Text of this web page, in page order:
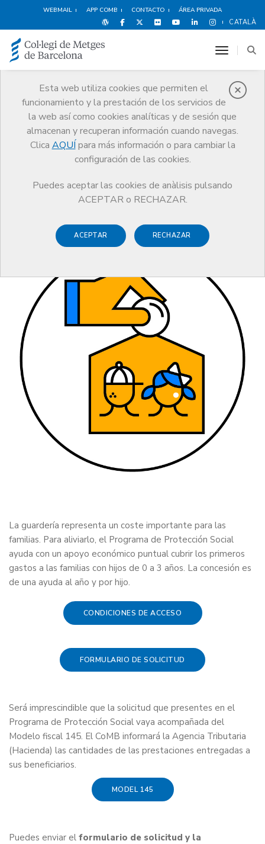
WEBMAIL APP COMB CONTACTO ÁREA PRIVADA
CATALÀ
Esta web utiliza cookies que permiten el
funcionamiento y la prestación de los servicios de
la web así como cookies analíticas y de sesión que
almacenan y recuperan información cuando navegas.
Clica AQUÍ para más información o para cambiar la
configuración de las cookies.
Puedes aceptar las cookies de anàlisis pulsando
ACEPTAR o RECHAZAR.
ACEPTAR RECHAZAR
toggle
Protección social
Servicios Salud y bienestar del médico
Protección social
Ayudas y prestaciones del programa
Ayuda para la guardería
La guardería representa un coste importante para las
familias. Para aliviarlo, el Programa de Protección Social
ayuda con un apoyo económico puntual cubrir los primeros
gastos a las familias con hijos de 0 a 3 años. La concesión es
de una ayuda al año y por hijo.
CONDICIONES DE ACCESO
FORMULARIO DE SOLICITUD
Será imprescindible que la solicitud que presentes en el
Programa de Protección Social vaya acompañada del
Modelo fiscal 145. El CoMB informará la Agencia Tributaria
(Hacienda) las cantidades de las prestaciones entregadas a
sus beneficiarios.
MODEL 145
Puedes enviar el formulario de solicitud y la